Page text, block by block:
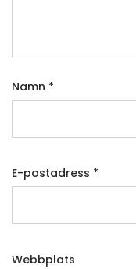
Namn *
E-postadress *
Webbplats